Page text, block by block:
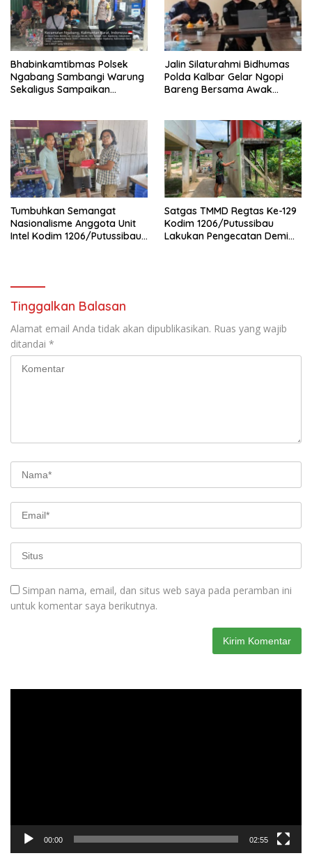
Bhabinkamtibmas Polsek
Ngabang Sambangi Warung
Sekaligus Sampaikan
Jalin Silaturahmi Bidhumas
Polda Kalbar Gelar Ngopi
Bareng Bersama Awak
Tumbuhkan Semangat
Nasionalisme Anggota Unit
Intel Kodim 1206/Putussibau
Satgas TMMD Regtas Ke-129
Kodim 1206/Putussibau
Lakukan Pengecatan Demi
Tinggalkan Balasan
Alamat email Anda tidak akan dipublikasikan. Ruas yang wajib
ditandai *
Simpan nama, email, dan situs web saya pada peramban ini
untuk komentar saya berikutnya.
00:00 02:55